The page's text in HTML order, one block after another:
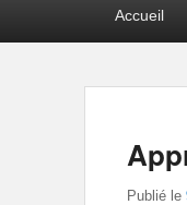
Accueil
Publié le